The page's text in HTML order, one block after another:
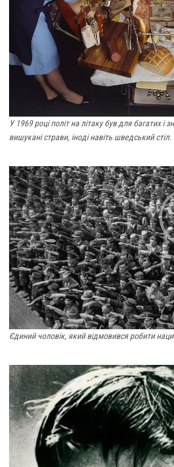
У 1969 році політ на літаку був для багатих і
вишукані страви, іноді навіть шведський стіл.
Єдиний чоловік, який відмовився робити